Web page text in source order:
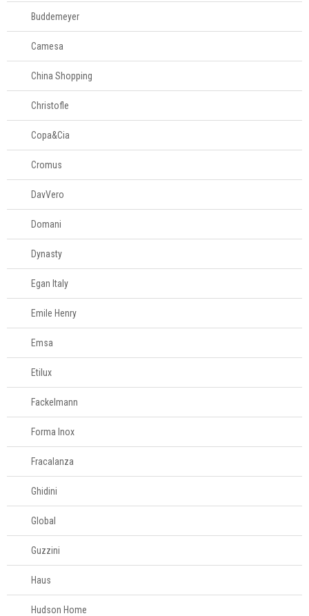
Buddemeyer
Camesa
China Shopping
Christofle
Copa&Cia
Cromus
DavVero
Domani
Dynasty
Egan Italy
Emile Henry
Emsa
Etilux
Fackelmann
Forma Inox
Fracalanza
Ghidini
Global
Guzzini
Haus
Hudson Home